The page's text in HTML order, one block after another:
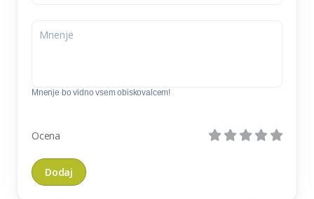
Mnenje bo vidno vsem obiskovalcem!
Ocena